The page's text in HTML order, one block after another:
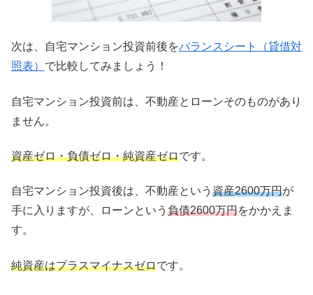
次は、自宅マンション投資前後をバランスシート（貸借対
照表） で比較してみましょう！
自宅マンション投資前は、不動産とローンそのものがあり
ません。
資産ゼロ・負債ゼロ・純資産ゼロです。
自宅マンション投資後は、不動産という 資産2600万円が
手に入りますが、ローンという 負債2600万円をかかえま
す。
純資産はプラスマイナスゼロです。